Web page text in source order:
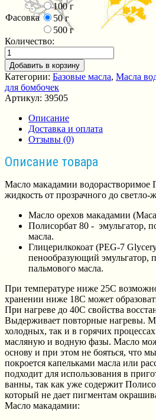
Фасовка
100 г
50 г
500 г
Количество:
Добавить в корзину
Категории: Базовые масла, Масла
для бомбочек
Артикул: 39505
Описание
Доставка и оплата
Отзывы (0)
Описание товара
Масло макадамии водорастворимое
жидкость от прозрачного до светло-
Масло орехов макадамии
Полисорбат 80 - эмульгатор,
масла.
Глицерилкокоат (PEG-7
пенообразующий эмульгатор,
пальмового масла.
При температуре ниже 25С
хранении ниже 18С может
При нагреве до 40С свойства
Выдерживает повторные нагревы.
холодных, так и в горячих
масляную и водную фазы. Масло
основу и при этом не бояться, что
покроется капельками масла или
подходит для использования в
ванны, так как уже содержит
который не дает пигментам
Масло макадамии: